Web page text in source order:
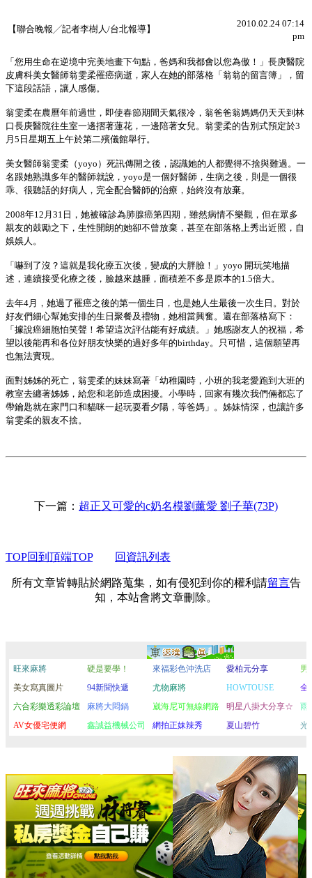
【聯合晚報╱記者李樹人/台北報導】
2010.02.24 07:14
pm
「您用生命在逆境中完美地畫下句點，爸媽和我都會以您為傲！」長庚醫院
皮膚科美女醫師翁雯柔罹癌病逝，家人在她的部落格「翁翁的留言簿」，留
下這段話語，讓人感傷。
翁雯柔在農曆年前過世，即使春節期間天氣很冷，翁爸爸翁媽媽仍天天到林
口長庚醫院往生室一邊摺著蓮花，一邊陪著女兒。翁雯柔的告別式預定於3
月5日星期五上午於第二殯儀館舉行。
美女醫師翁雯柔（yoyo）死訊傳開之後，認識她的人都覺得不捨與難過。一
名跟她熟識多年的醫師就說，yoyo是一個好醫師，生病之後，則是一個很
乖、很聽話的好病人，完全配合醫師的治療，始終沒有放棄。
2008年12月31日，她被確診為肺腺癌第四期，雖然病情不樂觀，但在眾多
親友的鼓勵之下，生性開朗的她卻不曾放棄，甚至在部落格上秀出近照，自
娛娛人。
「嚇到了沒？這就是我化療五次後，變成的大胖臉！」yoyo 開玩笑地描
述，連續接受化療之後，臉越來越腫，面積差不多是原本的1.5倍大。
去年4月，她過了罹癌之後的第一個生日，也是她人生最後一次生日。對於
好友們細心幫她安排的生日聚餐及禮物，她相當興奮。還在部落格寫下：
「據說癌細胞怕笑聲！希望這次評估能有好成績。」她感謝友人的祝福，希
望以後能再和各位好朋友快樂的過好多年的birthday。只可惜，這個願望再
也無法實現。
面對姊姊的死亡，翁雯柔的妹妹寫著「幼稚園時，小班的我老愛跑到大班的
教室去纏著姊姊，給您和老師造成困擾。小學時，回家有幾次我們倆都忘了
帶鑰匙就在家門口和貓咪一起玩耍看夕陽，等爸媽」。姊妹情深，也讓許多
翁雯柔的親友不捨。
下一篇： 超正又可愛的c奶名模劉薰愛 劉子華(73P)
TOP回到頂端TOP 回資訊列表
所有文章皆轉貼於網路蒐集，如有侵犯到你的權利請留言告
知，本站會將文章刪除。